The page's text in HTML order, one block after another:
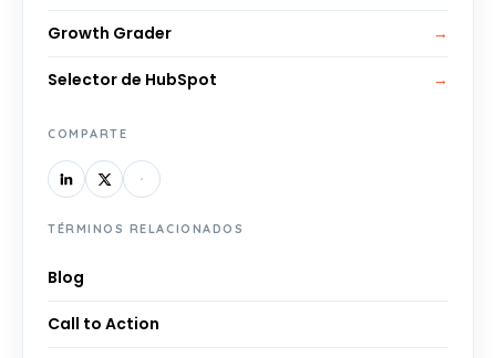
Growth Grader →
Selector de HubSpot →
COMPARTE
TÉRMINOS RELACIONADOS
Blog
Call to Action